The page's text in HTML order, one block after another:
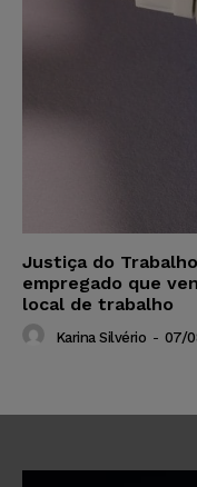
Justiça do
empregado que
local de trabalho
Karina Silvério - 07/